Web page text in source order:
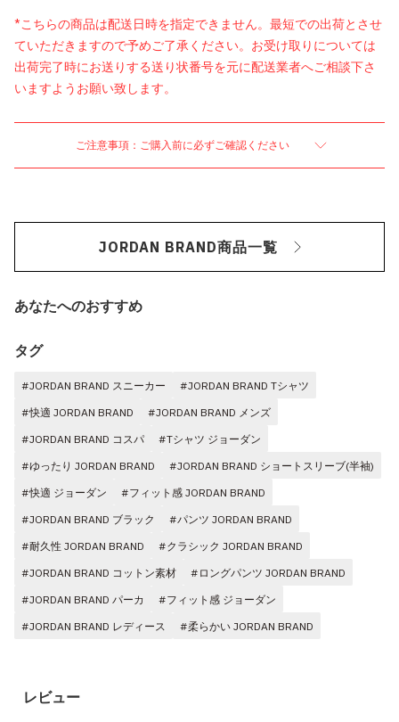
*こちらの商品は配送日時を指定できません。最短での出荷とさせ
ていただきますので予めご了承ください。お受け取りについては
出荷完了時にお送りする送り状番号を元に配送業者へご相談下さ
いますようお願い致します。
ご注意事項：ご購入前に必ずご確認ください
JORDAN BRAND商品一覧
あなたへのおすすめ
タグ
#JORDAN BRAND スニーカー
#JORDAN BRAND Tシャツ
#快適 JORDAN BRAND
#JORDAN BRAND メンズ
#JORDAN BRAND コスパ
#Tシャツ ジョーダン
#ゆったり JORDAN BRAND
#JORDAN BRAND ショートスリーブ(半袖)
#快適 ジョーダン
#フィット感 JORDAN BRAND
#JORDAN BRAND ブラック
#パンツ JORDAN BRAND
#耐久性 JORDAN BRAND
#クラシック JORDAN BRAND
#JORDAN BRAND コットン素材
#ロングパンツ JORDAN BRAND
#JORDAN BRAND パーカ
#フィット感 ジョーダン
#JORDAN BRAND レディース
#柔らかい JORDAN BRAND